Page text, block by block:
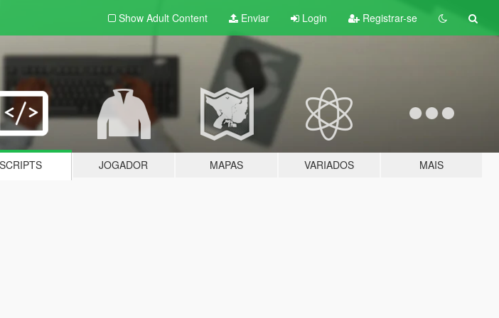
Show Adult Content Enviar Login Registrar-se
SCRIPTS JOGADOR MAPAS VARIADOS MAIS